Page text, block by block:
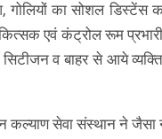
का सोशल डिस्टेंस
एवं कंट्रोल रूम
व बाहर से आये
सेवा संस्थान ने जैसा